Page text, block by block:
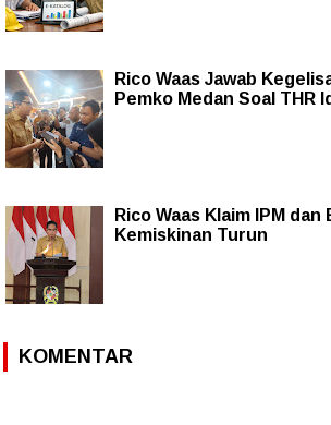
Rico Waas Jawab
Pemko Medan Soal THR
Rico Waas Klaim IPM dan
Kemiskinan Turun
KOMENTAR